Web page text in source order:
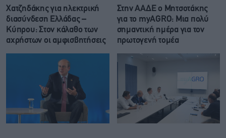
Χατζηδάκης για ηλεκτρική
διασύνδεση Ελλάδας –
Κύπρου: Στον κάλαθο των
αχρήστων οι αμφισβητήσεις
Στην ΑΑΔΕ ο Μητσοτάκης
για το myAGRO: Μια πολύ
σημαντική ημέρα για τον
πρωτογενή τομέα